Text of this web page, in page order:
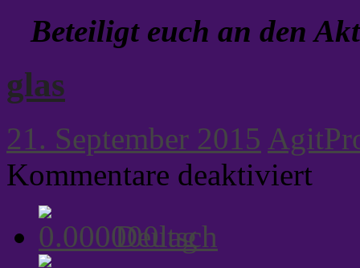
Beteiligt euch an den
glas
21. September 2015
Kommentare deaktiviert
Deutsch